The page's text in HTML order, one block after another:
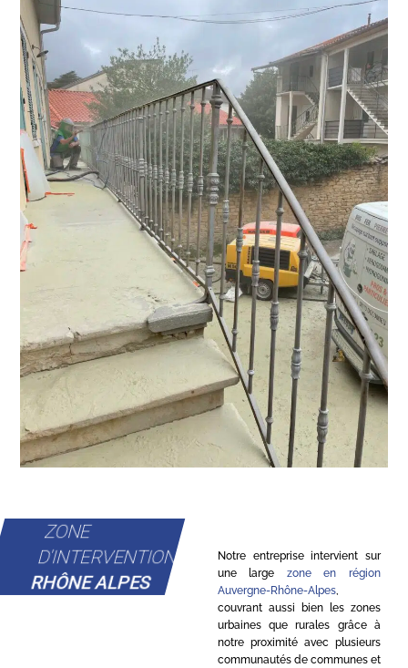
ZONE
D'INTERVENTION
RHÔNE ALPES
Notre entreprise intervient sur
une large zone en région
Auvergne-Rhône-Alpes,
couvrant aussi bien les zones
urbaines que rurales grâce à
notre proximité avec plusieurs
communautés de communes et